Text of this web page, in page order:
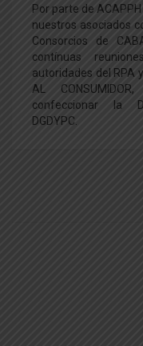
Por parte de
nuestros asociados
Consorcios de
contínuas
autoridades del RPA y
AL
confeccionar la
DGDYPC.